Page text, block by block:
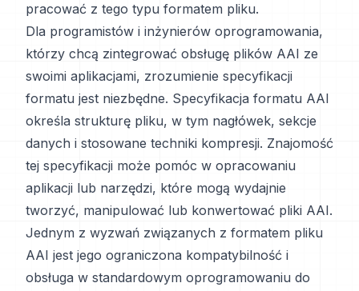
pracować z tego typu formatem pliku.
Dla programistów i inżynierów oprogramowania,
którzy chcą zintegrować obsługę plików AAI ze
swoimi aplikacjami, zrozumienie specyfikacji
formatu jest niezbędne. Specyfikacja formatu AAI
określa strukturę pliku, w tym nagłówek, sekcje
danych i stosowane techniki kompresji. Znajomość
tej specyfikacji może pomóc w opracowaniu
aplikacji lub narzędzi, które mogą wydajnie
tworzyć, manipulować lub konwertować pliki AAI.
Jednym z wyzwań związanych z formatem pliku
AAI jest jego ograniczona kompatybilność i
obsługa w standardowym oprogramowaniu do